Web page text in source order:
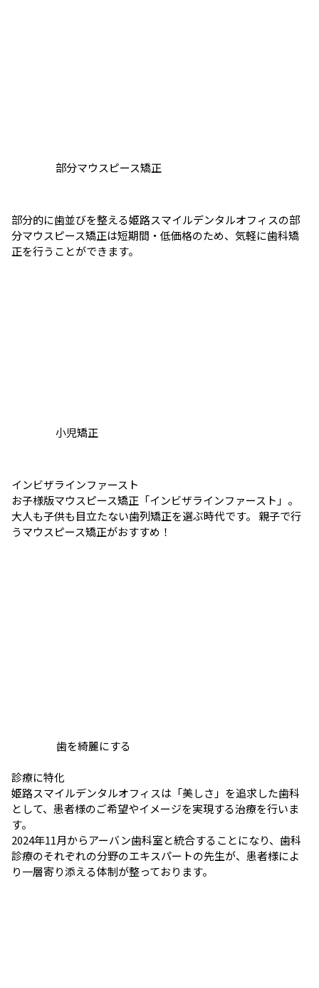
部分マウスピース矯正
部分的に歯並びを整える姫路スマイルデンタルオフィスの部
分マウスピース矯正は短期間・低価格のため、気軽に歯科矯
正を行うことができます。
小児矯正
インビザラインファースト
お子様版マウスピース矯正「インビザラインファースト」。
大人も子供も目立たない歯列矯正を選ぶ時代です。 親子で行
うマウスピース矯正がおすすめ！
歯を綺麗にする
診療に特化
姫路スマイルデンタルオフィスは「美しさ」を追求した歯科
として、患者様のご希望やイメージを実現する治療を行いま
す。
2024年11月からアーバン歯科室と統合することになり、歯科
診療のそれぞれの分野のエキスパートの先生が、患者様によ
り一層寄り添える体制が整っております。